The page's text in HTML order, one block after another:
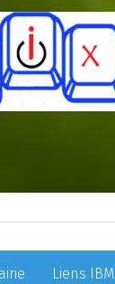
Liens IBM